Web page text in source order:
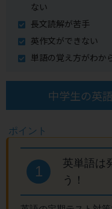
ない
長文読解が苦手
英作文ができない
単語の覚え方がわか
中学生の英
1
英単語は
う！